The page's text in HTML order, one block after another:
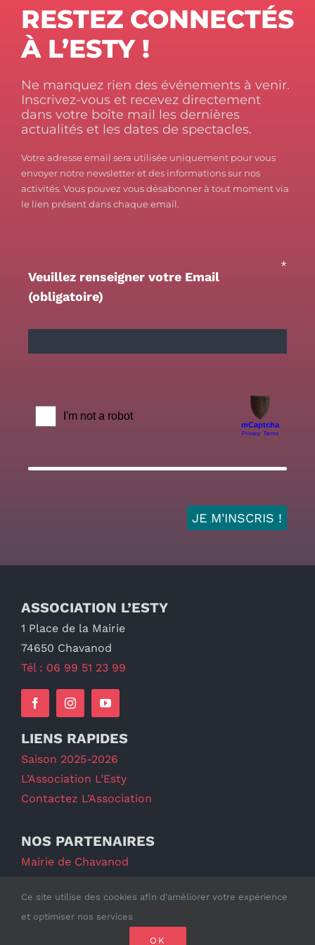
RESTEZ CONNECTÉS
À L’ESTY !
Ne manquez rien des événements à venir.
Inscrivez-vous et recevez directement
dans votre boîte mail les dernières
actualités et les dates de spectacles.
Votre adresse email sera utilisée uniquement pour vous
envoyer notre newsletter et des informations sur nos
activités. Vous pouvez vous désabonner à tout moment via
le lien présent dans chaque email.
Veuillez renseigner votre Email
(obligatoire)
*
ASSOCIATION L’ESTY
1 Place de la Mairie
74650 Chavanod
Tél : 06 99 51 23 99
LIENS RAPIDES
Saison 2025-2026
L’Association L’Esty
Contactez L’Association
NOS PARTENAIRES
Mairie de Chavanod
Mentions légales & Politique de confidentialité
Ce site utilise des cookies afin d'améliorer votre expérience
et optimiser nos services
OK